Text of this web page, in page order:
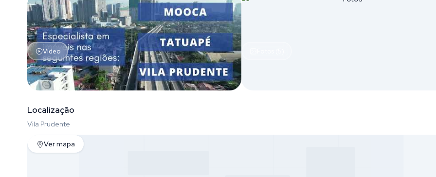
Vídeo
Localização
Vila Prudente
Ver mapa